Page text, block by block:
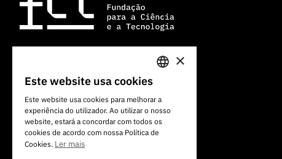
Av. do Brasil, 101
+351 213 924 300
PORTUGUESE
ENGLISH
×
Este website usa cookies
Este website usa cookies para melhorar a
experiência do utilizador. Ao utilizar o nosso
website, estará a concordar com todos os
cookies de acordo com nossa Política de
Cookies. Ler mais